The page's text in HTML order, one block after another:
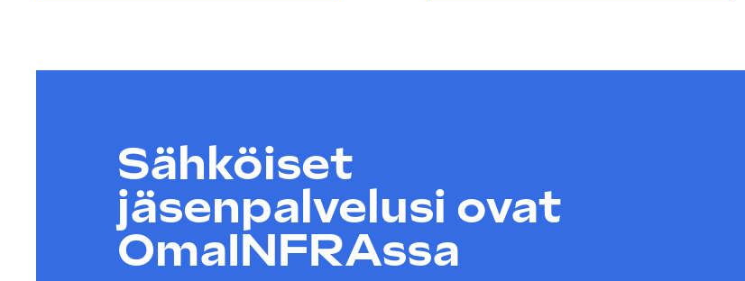
Sähköiset
jäsenpalvelusi ovat
OmaINFRAssa